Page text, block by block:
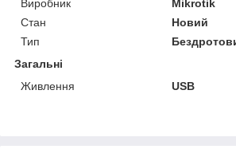
Виробник
Mikrotik
Стан
Новий
Тип
Загальні
Живлення
USB